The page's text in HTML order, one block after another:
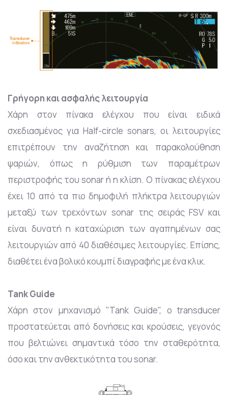
Γρήγορη και ασφαλής λειτουργία
Χάρη στον πίνακα ελέγχου που είναι ειδικά
σχεδιασμένος για Half-circle sonars, οι λειτουργίες
επιτρέπουν την αναζήτηση και παρακολούθηση
ψαριών, όπως η ρύθμιση των παραμέτρων
περιστροφής του sonar ή η κλίση. O πίνακας ελέγχου
έχει 10 από τα πιο δημοφιλή πλήκτρα λειτουργιών
μεταξύ των τρεχόντων sonar της σειράς FSV και
είναι δυνατή η καταχώριση των αγαπημένων σας
λειτουργιών από 40 διαθέσιμες λειτουργίες. Επίσης,
διαθέτει ένα βολικό κουμπί διαγραφής με ένα κλικ.
Tank Guide
Χάρη στον μηχανισμό "Tank Guide", ο transducer
προστατεύεται από δονήσεις και κρούσεις, γεγονός
που βελτιώνει σημαντικά τόσο την σταθερότητα,
όσο και την ανθεκτικότητα του sonar.